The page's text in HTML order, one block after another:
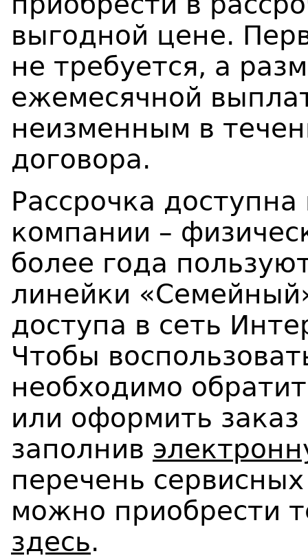
выгодной цене.
не требуется, а
ежемесячной
неизменным в
договора.
Рассрочка
компании –
более года
линейки
доступа в сеть
Чтобы
необходимо
или оформить
заполнив
перечень
можно приобрести
здесь.